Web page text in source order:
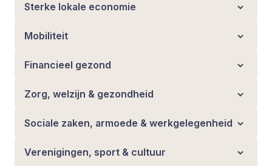
Sterke lokale economie
Mobiliteit
Financieel gezond
Zorg, welzijn & gezondheid
Sociale zaken, armoede & werkgelegenheid
Verenigingen, sport & cultuur